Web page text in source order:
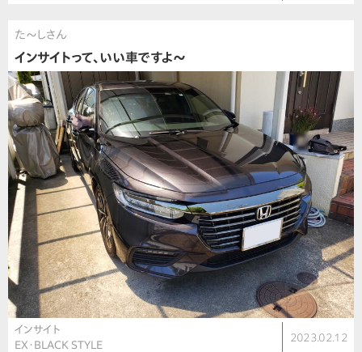
た〜しさん
インサイトって、いい車ですよ〜
インサイト
EX・BLACK STYLE
2023.02.12